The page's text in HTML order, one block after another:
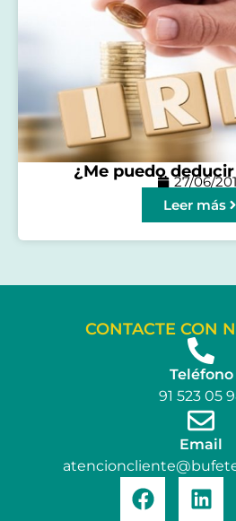
¿Me puedo
27/06/
Leer más
CONTACTE CON
Teléfono
91 523 05
Email